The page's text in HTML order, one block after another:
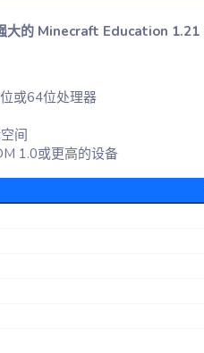
大的 Minecraft Education 1.21
或64位处理器
间
1.0或更高的设备